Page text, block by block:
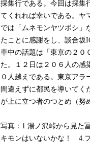
採集行である。今回は採集
てくれれば幸いである。ヤ
では「ムネモンヤツボシ」
たことに感謝をし、談合坂
車中の話題は「東京の２０
た。１２日は２０６人の感
０人越えである。東京アラ
間違えずに都民を導いてく
が上に立つ者のつとめ（努
写真：1.湯ノ沢峠から見
キモンはいないかな！